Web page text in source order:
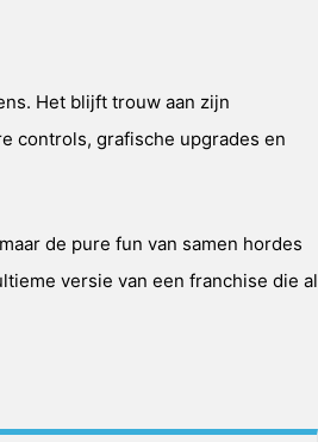
Het blijft trouw aan zijn
controls, grafische upgrades en
de pure fun van samen hordes
versie van een franchise die al